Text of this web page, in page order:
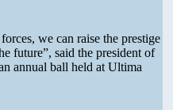
we can raise the prestige
future”, said the president of
annual ball held at Ultima